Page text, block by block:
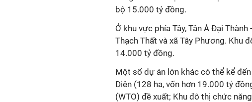
bộ 15.000 tỷ đồng.
Ở khu vực phía Tây, Tân Á Đại
Thạch Thất và xã Tây Phương. Khu
14.000 tỷ đồng.
Một số dự án lớn khác có thể kể
Diên (128 ha, vốn hơn 19.000 tỷ
(WTO) đề xuất; Khu đô thị chức